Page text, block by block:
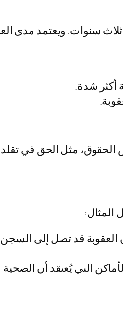
إلى ثلاث سنوات. ويعتمد
أكثر شدة.
مثل الحق في تقلد
المثال:
العقوبة قد تصل إلى
التي يُعتقد أن